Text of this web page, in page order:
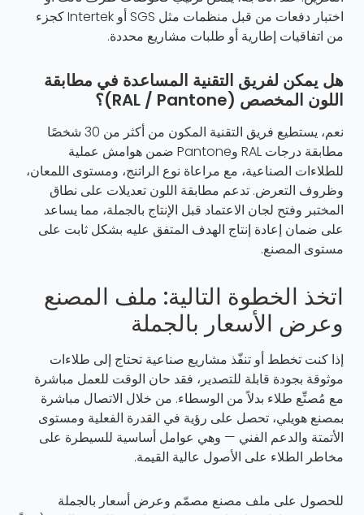
اختبار دفعات من قبل منظمات مثل SGS أو Intertek كجزء
من اتفاقيات إطارية أو طلبات مشاريع محددة.
هل يمكن لفريق التقنية المساعدة في مطابقة
اللون المخصص (RAL / Pantone)؟
نعم، يستطيع فريق التقنية المكون من أكثر من 30 شخصًا
مطابقة درجات RAL وPantone ضمن هوامش عملية
للطلاءات الصناعية، مع مراعاة نوع الراتنج، ومستوى اللمعان،
وظروف التعرض. تدعم مطابقة اللون تعديلات على نطاق
المختبر وفتح لجان الاعتماد قبل الإنتاج بالجملة، مما يساعد
على ضمان إعادة إنتاج الهدف المتفق عليه بشكل ثابت على
مستوى المصنع.
اتخذ الخطوة التالية: ملف المصنع
وعرض الأسعار بالجملة
إذا كنت تخطط أو تنفّذ مشاريع صناعية تحتاج إلى طلاءات
موثوقة بجودة قابلة للتصدير، فقد حان الوقت للعمل مباشرة
مع مُصنِّع طلاء بدلاً من الوسطاء. من خلال الاتصال مباشرة
بمصنع هويلي، تحصل على رؤية في القدرة الفعلية ومستوى
الأتمتة والدعم الفني — وهي عوامل أساسية للسيطرة على
مخاطر الطلاء على الأصول عالية القيمة.
للحصول على ملف مصنع مصمّم وعرض أسعار بالجملة